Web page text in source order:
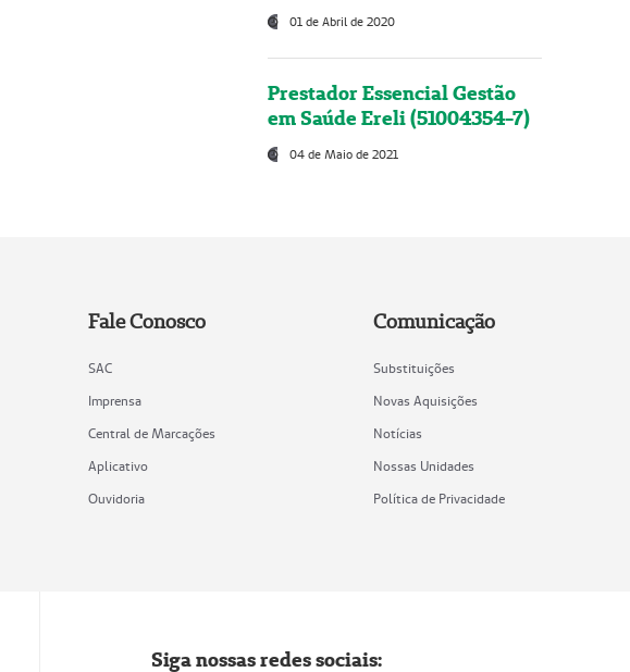
01 de Abril de 2020
Prestador Essencial Gestão
em Saúde Ereli (51004354-7)
04 de Maio de 2021
Fale Conosco
SAC
Imprensa
Central de Marcações
Aplicativo
Ouvidoria
Comunicação
Substituições
Novas Aquisições
Notícias
Nossas Unidades
Política de Privacidade
Siga nossas redes sociais: